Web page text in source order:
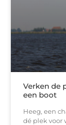
Verken de
een boot
Heeg, een
dé plek voor